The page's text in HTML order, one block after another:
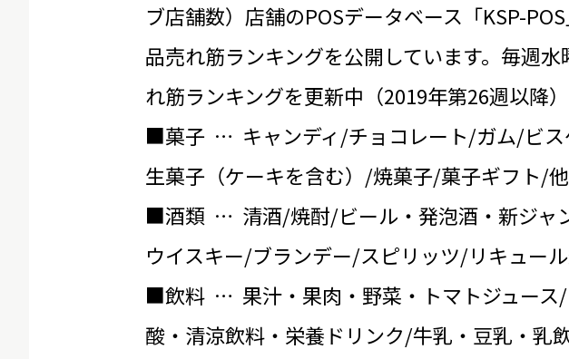
ブ店舗数）店舗のPOSデータベース「KSP-
品売れ筋ランキングを公開しています。毎週
れ筋ランキングを更新中（2019年第26週以降）
■菓子 … キャンディ/チョコレート/ガム/ビ
生菓子（ケーキを含む）/焼菓子/菓子ギフト/他
■酒類 … 清酒/焼酎/ビール・発泡酒・新ジャ
ウイスキー/ブランデー/スピリッツ/リキュー
■飲料 … 果汁・果肉・野菜・トマトジュース/
酸・清涼飲料・栄養ドリンク/牛乳・豆乳・乳